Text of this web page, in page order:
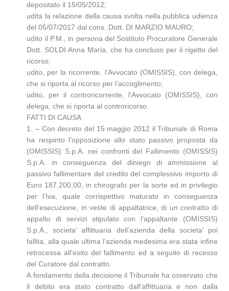
depositato il 15/05/2012;
udita la relazione della causa svolta nella pubblica udienza
del 05/07/2017 dal cons. Dott. DI MARZIO MAURO;
udito il P.M., in persona del Sostituto Procuratore Generale
Dott. SOLDI Anna Maria, che ha concluso per il rigetto del
ricorso;
udito, per la ricorrente, l’Avvocato (OMISSIS), con delega,
che si riporta al ricorso per l’accoglimento;
udito, per il controricorrente, l’Avvocato (OMISSIS), con
delega, che si riporta al controricorso.
FATTI DI CAUSA
1. – Con decreto del 15 maggio 2012 il Tribunale di Roma
ha respinto l’opposizione allo stato passivo proposta da
(OMISSIS) S.p.A. nei confronti del Fallimento (OMISSIS)
S.p.A. in conseguenza del diniego di ammissione al
passivo fallimentare del credito del complessivo importo di
Euro 187.200,00, in chirografo per la sorte ed in privilegio
per l’Iva, quale corrispettivo maturato in conseguenza
dell’esecuzione, in veste di appaltatrice, di un contratto di
appalto di servizi stipulato con l’appaltante (OMISSIS)
S.p.A., societa’ affittuaria dell’azienda della societa’ poi
fallita, alla quale ultima l’azienda medesima era stata infine
retrocessa all’esito del fallimento ed a seguito di recesso
del Curatore dal contratto.
A fondamento della decisione il Tribunale ha osservato che
il debito era stato contratto dall’affittuaria e non dalla